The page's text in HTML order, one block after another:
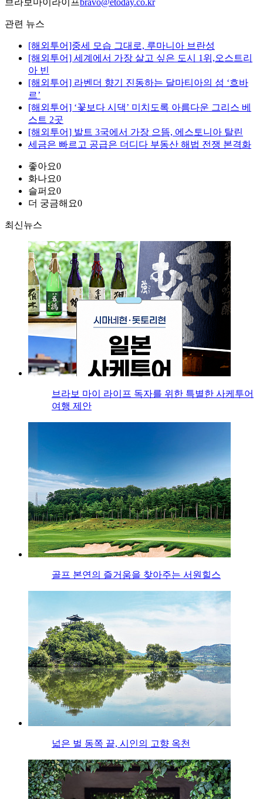
브라보마이라이프bravo@etoday.co.kr
관련 뉴스
[해외투어]중세 모습 그대로, 루마니아 브란성
[해외투어] 세계에서 가장 살고 싶은 도시 1위,오스트리
아 빈
[해외투어] 라벤더 향기 진동하는 달마티아의 섬 ‘흐바
르’
[해외투어] ‘꽃보다 시댁’ 미치도록 아름다운 그리스 베
스트 2곳
[해외투어] 발트 3국에서 가장 으뜸, 에스토니아 탈린
세금은 빠르고 공급은 더디다 부동산 해법 전쟁 본격화
좋아요0
화나요0
슬퍼요0
더 궁금해요0
최신뉴스
브라보 마이 라이프 독자를 위한 특별한 사케투어
여행 제안
골프 본연의 즐거움을 찾아주는 서원힐스
넓은 벌 동쪽 끝, 시인의 고향 옥천